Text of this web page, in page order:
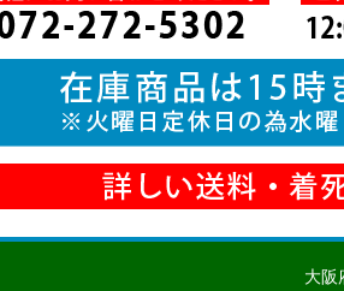
大